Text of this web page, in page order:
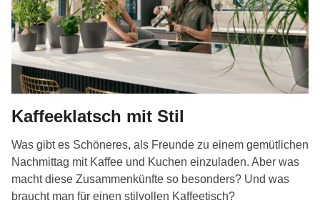
Kaffeeklatsch mit Stil
Was gibt es Schöneres, als Freunde zu einem gemütlichen
Nachmittag mit Kaffee und Kuchen einzuladen. Aber was
macht diese Zusammenkünfte so besonders? Und was
braucht man für einen stilvollen Kaffeetisch?